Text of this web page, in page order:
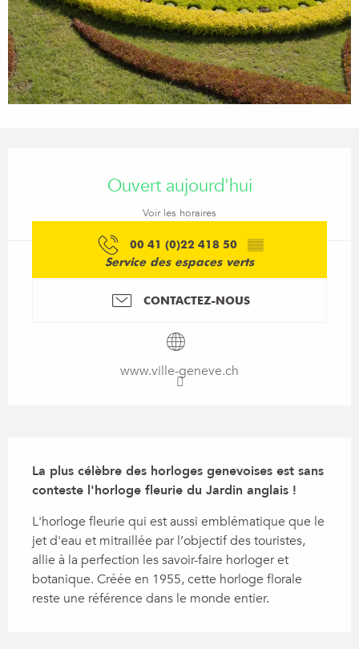
Ouvert aujourd'hui
Voir les horaires
00 41 (0)22 418 50 ▒▒
Service des espaces verts
CONTACTEZ-NOUS
www.ville-geneve.ch
La plus célèbre des horloges genevoises est sans
conteste l'horloge fleurie du Jardin anglais !
L'horloge fleurie qui est aussi emblématique que le
jet d'eau et mitraillée par l’objectif des touristes,
allie à la perfection les savoir-faire horloger et
botanique. Créée en 1955, cette horloge florale
reste une référence dans le monde entier.